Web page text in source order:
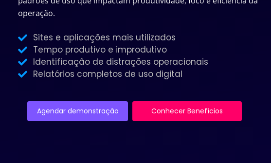
operação.
Sites e aplicações mais utilizados
Tempo produtivo e improdutivo
Identificação de distrações operacionais
Relatórios completos de uso digital
Agendar demonstração Conhecer Benefícios